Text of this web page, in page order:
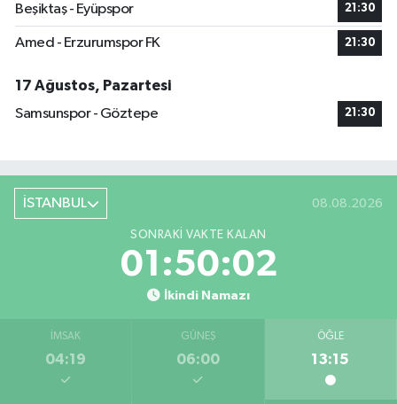
Beşiktaş - Eyüpspor 21:30
Amed - Erzurumspor FK 21:30
17 Ağustos, Pazartesi
Samsunspor - Göztepe
21:30
İSTANBUL 08.08.2026
SONRAKI VAKTE KALAN
01:50:02
İkindi Namazı
İMSAK
04:19
GÜNEŞ
06:00
ÖĞLE
13:15